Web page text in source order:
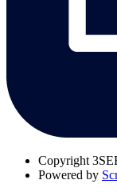
Copyright
Powered by